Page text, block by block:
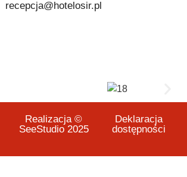
recepcja@hotelosir.pl
Realizacja ©
SeeStudio 2025
Deklaracja
dostępności